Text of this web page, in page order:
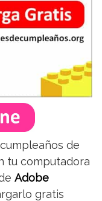
de
tu computadora
Adobe
gratis